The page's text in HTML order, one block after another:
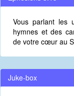
Vous parlant les
hymnes et des
de votre cœur au
Juke-box